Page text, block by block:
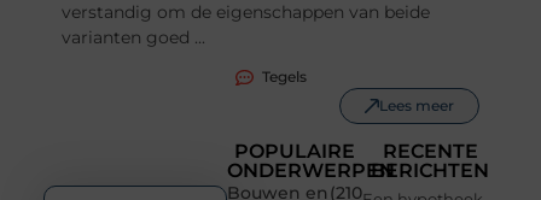
verstandig om de eigenschappen van beide
varianten goed ...
Tegels
Lees meer
POPULAIRE
ONDERWERPEN
Bouwen en (210
RECENTE
BERICHTEN